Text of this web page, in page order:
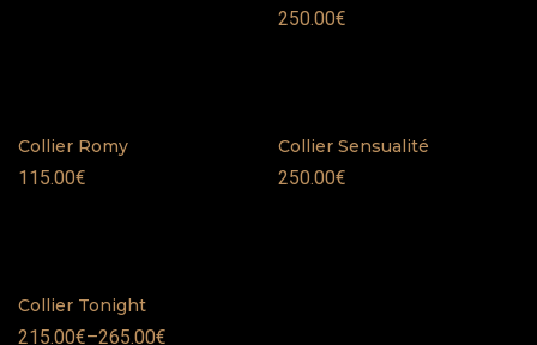
925/1000 LOUISE
250.00€
Collier Romy
115.00€
Collier Sensualité
250.00€
Collier Tonight
215.00€–265.00€